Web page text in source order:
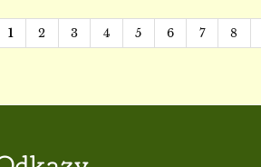
1 2 3 4 5 6 7 8